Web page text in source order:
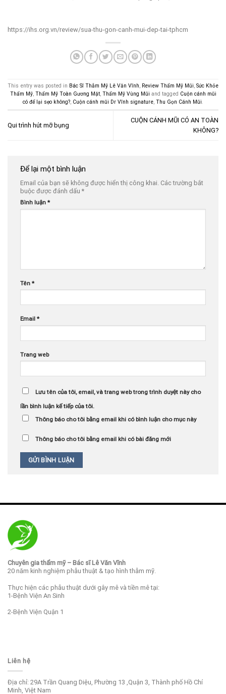
https://ihs.org.vn/review/sua-thu-gon-canh-mui-dep-tai-tphcm
This entry was posted in Bác Sĩ Thẫm Mỹ Lê Văn Vĩnh, Review Thẩm Mỹ Mũi, Sức Khỏe
Thẩm Mỹ, Thẩm Mỹ Toàn Gương Mặt, Thẩm Mỹ Vùng Mũi and tagged Cuộn cánh mũi
có để lại sẹo không?, Cuộn cánh mũi Dr Vĩnh signature, Thu Gọn Cánh Mũi.
Qui trình hút mỡ bụng
CUỘN CÁNH MŨI CÓ AN TOÀN
KHÔNG?
Để lại một bình luận
Email của bạn sẽ không được hiển thị công khai. Các trường bắt
buộc được đánh dấu *
Bình luận *
Tên *
Email *
Trang web
Lưu tên của tôi, email, và trang web trong trình duyệt này cho
lần bình luận kế tiếp của tôi.
Thông báo cho tôi bằng email khi có bình luận cho mục này
Thông báo cho tôi bằng email khi có bài đăng mới
Chuyên gia thẩm mỹ – Bác sĩ Lê Văn Vĩnh
20 năm kinh nghiệm phẫu thuật & tạo hình thẫm mỹ.
Thực hiện các phẫu thuật dưới gây mê và tiền mê tại:
1-Bệnh Viện An Sinh
2-Bệnh Viện Quận 1
Liên hệ
Địa chỉ: 29A Trần Quang Diệu, Phường 13 ,Quận 3, Thành phố Hồ Chí
Minh, Việt Nam